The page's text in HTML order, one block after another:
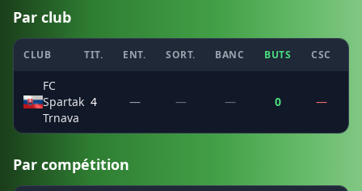
Par club
CLUB TIT. ENT. SORT. BANC BUTS CSC
FC
Spartak
Trnava
4 — — — 0 —
Par compétition